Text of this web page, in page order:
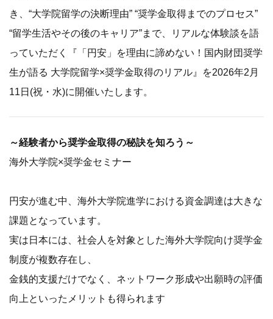
き、“大学院留学の決断理由” “奨学金取得までのプロセス”
“留学生活やその後のキャリア”まで、リアルな体験談を語
っていただく『「円安」を理由に諦めない！国内財団奨学
生が語る 大学院留学×奨学金取得のリアル』を2026年2月
11日(祝・水)に開催いたします。
～経験者から奨学金取得の秘訣を知ろう～
海外大学院×奨学金セミナー
円安が進む中、海外大学院進学における資金調達は大きな
課題となっています。
実は日本には、社会人を対象とした海外大学院向け奨学金
制度が複数存在し、
金銭的支援だけでなく、ネットワーク形成や出願時の評価
向上といったメリットも得られます